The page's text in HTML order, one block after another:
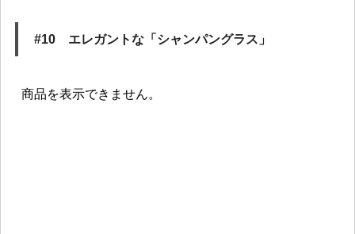
#10 エレガントな「シャンパングラス」